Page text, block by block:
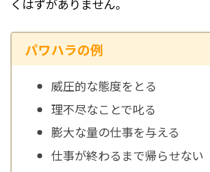
くはずがありません。
パワハラの例
威圧的な態度をとる
理不尽なことで叱る
膨大な量の仕事を与える
仕事が終わるまで帰らせない